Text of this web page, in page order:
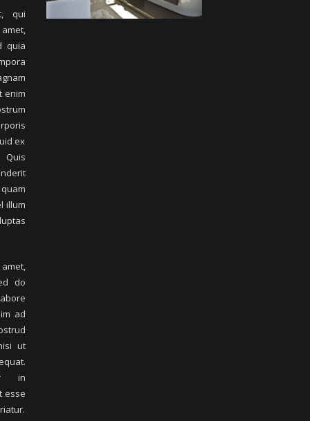
qui
quia
enim
ex
illum
do
ad
ut
in
esse